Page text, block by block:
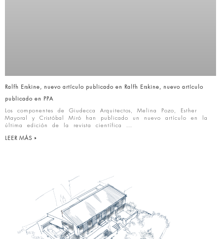
Ralfh Erskine, nuevo artículo publicado en Ralfh Erskine, nuevo artículo
publicado en PPA
Los componentes de Giudecca Arquitectos, Melina Pozo, Esther
Mayoral y Cristóbal Miró han publicado un nuevo artículo en la
última edición de la revista científica
LEER MÁS »